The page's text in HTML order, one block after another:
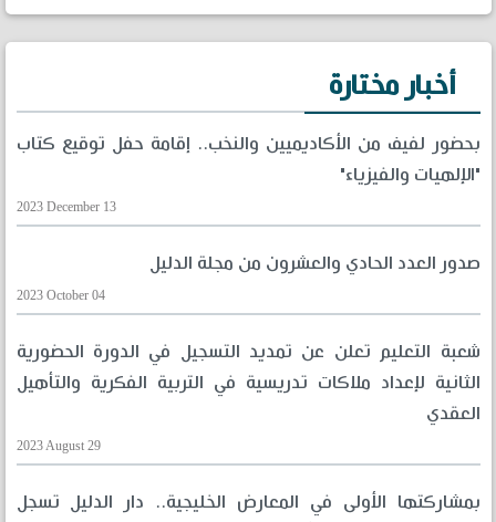
أخبار مختارة
بحضور لفيف من الأكاديميين والنخب.. إقامة حفل توقيع كتاب
"الإلهيات والفيزياء"
2023 December 13
صدور العدد الحادي والعشرون من مجلة الدليل
2023 October 04
شعبة التعليم تعلن عن تمديد التسجيل في الدورة الحضورية
الثانية لإعداد ملاكات تدريسية في التربية الفكرية والتأهيل
العقدي
2023 August 29
بمشاركتها الأولى في المعارض الخليجية.. دار الدليل تسجل